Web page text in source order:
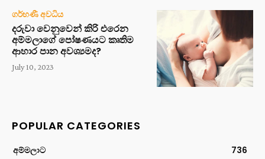
ගර්භණී අවධිය
දරුවා වෙනුවෙන් කිරි එරෙන
අම්මලාගේ පෝෂණයට කෘතිම
ආහාර පාන අවශ්‍යමද?
July 10, 2023
POPULAR CATEGORIES
අම්මලාට
736